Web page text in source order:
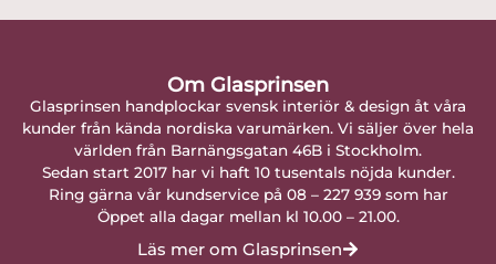
Om Glasprinsen
Glasprinsen handplockar svensk interiör & design åt våra
kunder från kända nordiska varumärken. Vi säljer över hela
världen från Barnängsgatan 46B i Stockholm.
Sedan start 2017 har vi haft 10 tusentals nöjda kunder.
Ring gärna vår kundservice på 08 – 227 939 som har
Öppet alla dagar mellan kl 10.00 – 21.00.
Läs mer om Glasprinsen